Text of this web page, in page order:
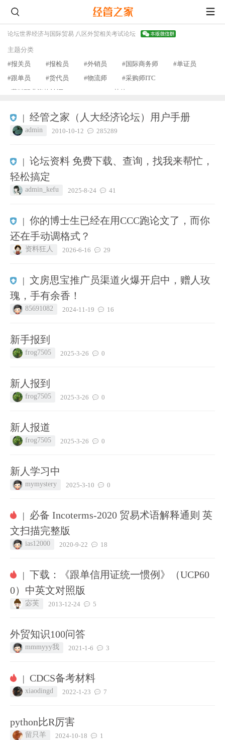
论坛世界经济与国际贸易 八区外贸相关考试论坛
主题分类
#报关员
#报检员 #外销员 #国际商务师
#单证员
#跟单员
#货代员 #物流师
#采购师ITC
#营销职业资格认证
#其他
| 经管之家（人大经济论坛）用户手册
admin 2010-10-12 285289
| 论坛资料 免费下载、查询，找我来帮忙，
轻松搞定
admin_kefu 2025-8-24 41
| 你的博士生已经在用CCC跑论文了，而你
还在手动调格式？
资料狂人 2026-6-16 29
| 文房思宝推广员渠道火爆开启中，赠人玫
瑰，手有余香！
85691082 2024-11-19 16
新手报到
frog7505 2025-3-26 0
新人报到
frog7505 2025-3-26 0
新人报道
frog7505 2025-3-26 0
新人学习中
mymystery 2025-3-10 0
| 必备 Incoterms-2020 贸易术语解释通则 英
文扫描完整版
ias12000 2020-9-22 18
| 下载：《跟单信用证统一惯例》（UCP60
0）中英文对照版
宓芙 2013-12-24 5
外贸知识100问答
mmmyyy我 2021-1-6 3
| CDCS备考材料
xiaodingd 2022-1-23 7
python比R厉害
留只羊 2024-10-18 1